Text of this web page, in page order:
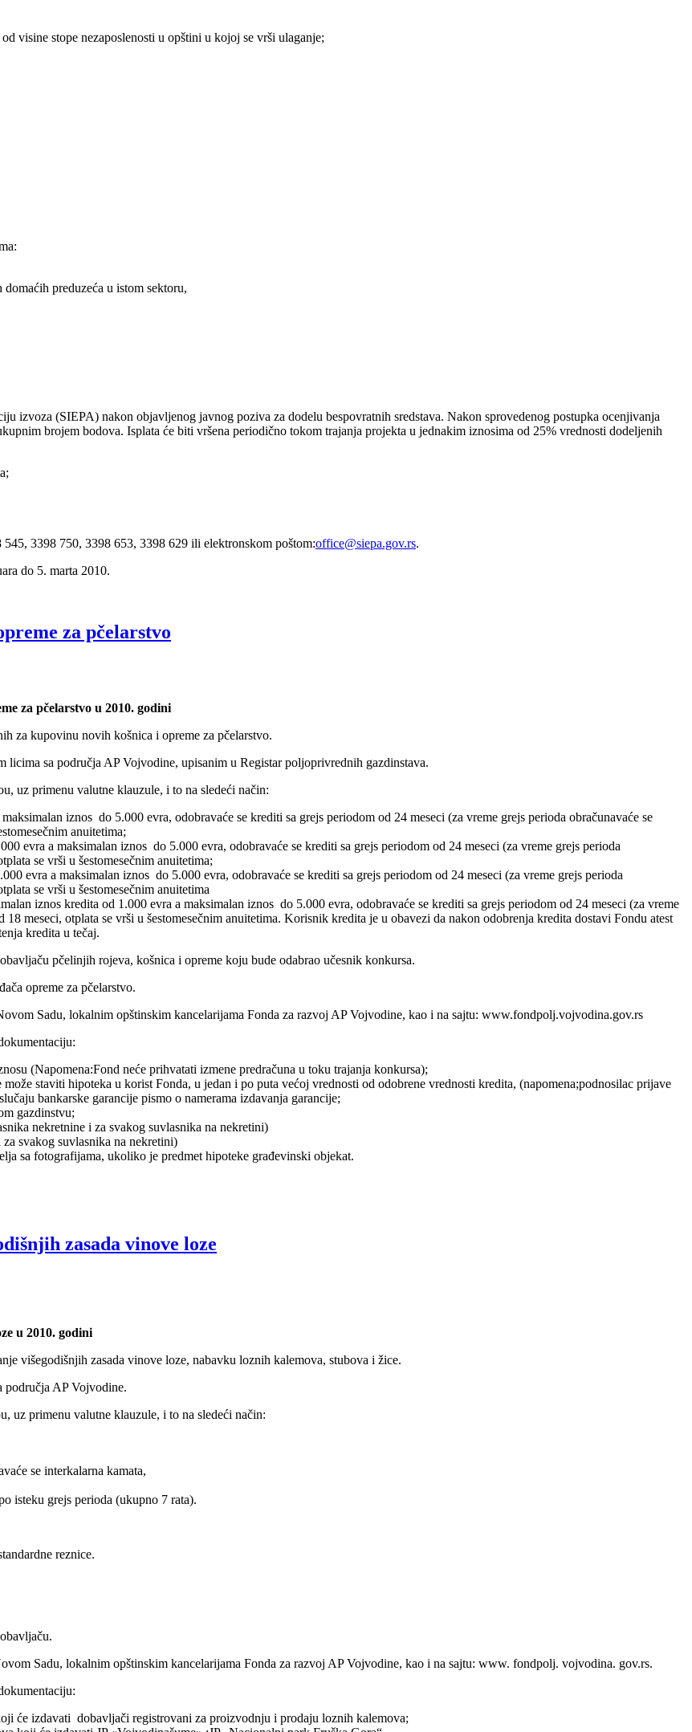
visine stope nezaposlenosti u opštini u kojoj se vrši ulaganje;
preduzeća u istom sektoru,
izvoza (SIEPA) nakon objavljenog javnog poziva za dodelu bespovratnih sredstava. Nakon sprovedenog postupka ocenjivanja
brojem bodova. Isplata će biti vršena periodično tokom trajanja projekta u jednakim iznosima od 25% vrednosti dodeljenih
3398 750, 3398 653, 3398 629 ili elektronskom poštom:office@siepa.gov.rs.
do 5. marta 2010.
za pčelarstvo
za pčelarstvo u 2010. godini
za kupovinu novih košnica i opreme za pčelarstvo.
sa područja AP Vojvodine, upisanim u Registar poljoprivrednih gazdinstava.
uz primenu valutne klauzule, i to na sledeći način:
iznos do 5.000 evra, odobravaće se krediti sa grejs periodom od 24 meseci (za vreme grejs perioda obračunavaće se
anuitetima;
evra a maksimalan iznos do 5.000 evra, odobravaće se krediti sa grejs periodom od 24 meseci (za vreme grejs perioda
se vrši u šestomesečnim anuitetima;
evra a maksimalan iznos do 5.000 evra, odobravaće se krediti sa grejs periodom od 24 meseci (za vreme grejs perioda
se vrši u šestomesečnim anuitetima
iznos kredita od 1.000 evra a maksimalan iznos do 5.000 evra, odobravaće se krediti sa grejs periodom od 24 meseci (za vreme
meseci, otplata se vrši u šestomesečnim anuitetima. Korisnik kredita je u obavezi da nakon odobrenja kredita dostavi Fondu atest
kredita u tečaj.
pčelinjih rojeva, košnica i opreme koju bude odabrao učesnik konkursa.
opreme za pčelarstvo.
Sadu, lokalnim opštinskim kancelarijama Fonda za razvoj AP Vojvodine, kao i na sajtu: www.fondpolj.vojvodina.gov.rs
(Napomena:Fond neće prihvatati izmene predračuna u toku trajanja konkursa);
staviti hipoteka u korist Fonda, u jedan i po puta većoj vrednosti od odobrene vrednosti kredita, (napomena;podnosilac prijave
bankarske garancije pismo o namerama izdavanja garancije;
gazdinstvu;
nekretnine i za svakog suvlasnika na nekretini)
svakog suvlasnika na nekretini)
sa fotografijama, ukoliko je predmet hipoteke građevinski objekat.
zasada vinove loze
u 2010. godini
višegodišnjih zasada vinove loze, nabavku loznih kalemova, stubova i žice.
područja AP Vojvodine.
uz primenu valutne klauzule, i to na sledeći način:
se interkalarna kamata,
isteku grejs perioda (ukupno 7 rata).
reznice.
Sadu, lokalnim opštinskim kancelarijama Fonda za razvoj AP Vojvodine, kao i na sajtu: www. fondpolj. vojvodina. gov.rs.
će izdavati dobavljači registrovani za proizvodnju i prodaju loznih kalemova;